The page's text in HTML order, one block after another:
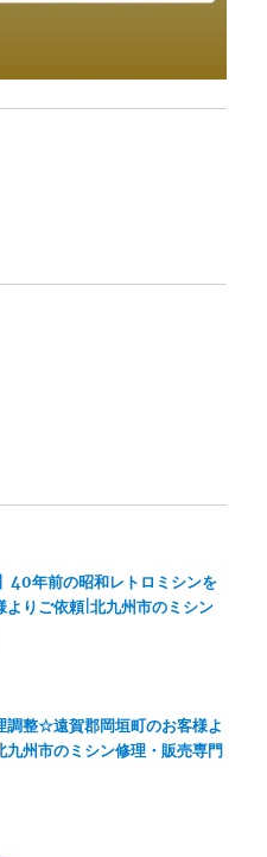
40年前の昭和レトロミシンを
よりご依頼|北九州市のミシン
調整☆遠賀郡岡垣町のお客様よ
州市のミシン修理・販売専門